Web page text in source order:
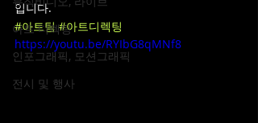
아트 디렉팅
인포그래픽, 모션그래픽
전시 및 행사
입니다.
#아트팀 #아트디렉팅
https://youtu.be/RYIbG8qMNf8